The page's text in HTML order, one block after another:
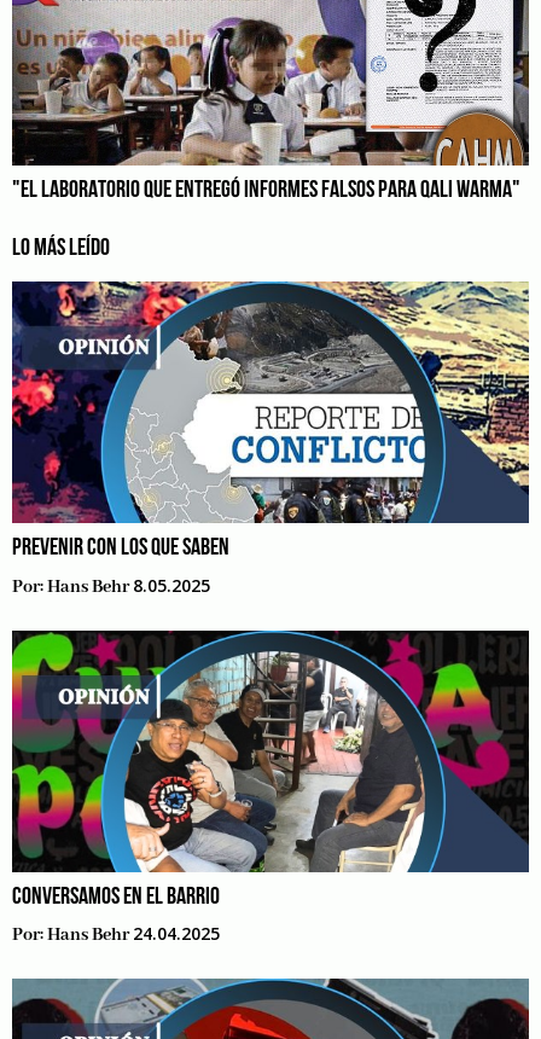
"EL LABORATORIO QUE ENTREGÓ INFORMES FALSOS PARA QALI WARMA"
LO MÁS LEÍDO
PREVENIR CON LOS QUE SABEN
Por:Hans Behr 8.05.2025
CONVERSAMOS EN EL BARRIO
Por:Hans Behr 24.04.2025